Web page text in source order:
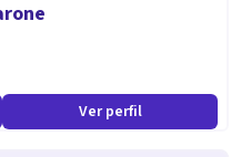
Ver perfil